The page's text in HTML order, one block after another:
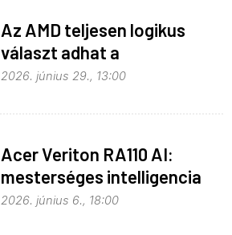
Az AMD teljesen logikus
választ adhat a
memóriaválságra
2026. június 29., 13:00
Acer Veriton RA110 AI:
mesterséges intelligencia
helyben
2026. június 6., 18:00